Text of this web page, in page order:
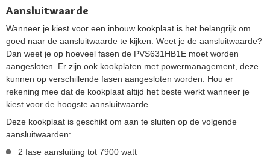
Aansluitwaarde
Wanneer je kiest voor een inbouw kookplaat is het belangrijk om
goed naar de aansluitwaarde te kijken. Weet je de aansluitwaarde?
Dan weet je op hoeveel fasen de PVS631HB1E moet worden
aangesloten. Er zijn ook kookplaten met powermanagement, deze
kunnen op verschillende fasen aangesloten worden. Hou er
rekening mee dat de kookplaat altijd het beste werkt wanneer je
kiest voor de hoogste aansluitwaarde.
Deze kookplaat is geschikt om aan te sluiten op de volgende
aansluitwaarden:
2 fase aansluiting tot 7900 watt